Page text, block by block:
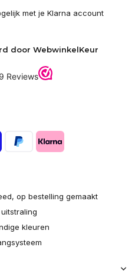
met je Klarna account
door WebwinkelKeur
op bestelling gemaakt
kleuren